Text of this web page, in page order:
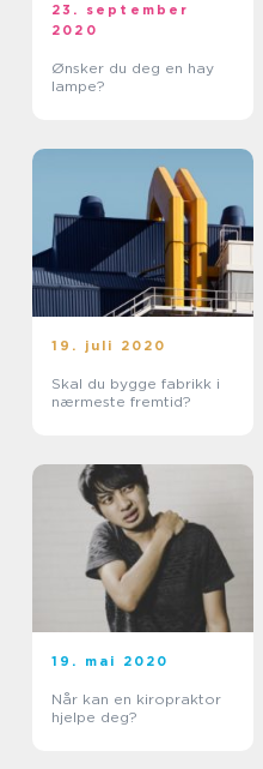
23. september
2020
Ønsker du deg en hay
lampe?
19. juli 2020
Skal du bygge fabrikk i
nærmeste fremtid?
19. mai 2020
Når kan en kiropraktor
hjelpe deg?